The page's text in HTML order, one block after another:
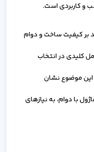
و کاربردی است.
بر کیفیت ساخت و دوام
کلیدی در انتخاب
موضوع نشان
با دوام، به نیازهای